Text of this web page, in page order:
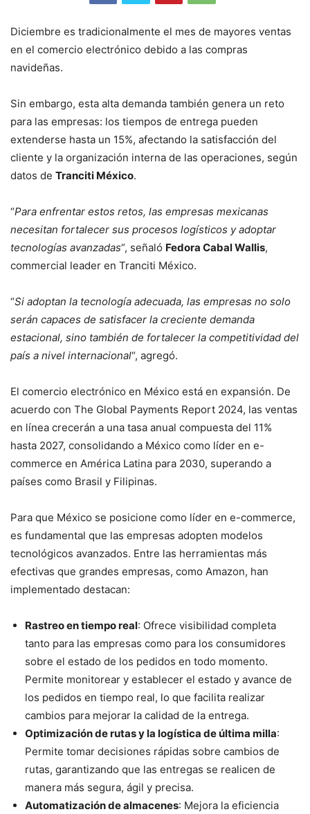
Diciembre es tradicionalmente el mes de mayores ventas
en el comercio electrónico debido a las compras
navideñas.
Sin embargo, esta alta demanda también genera un reto
para las empresas: los tiempos de entrega pueden
extenderse hasta un 15%, afectando la satisfacción del
cliente y la organización interna de las operaciones, según
datos de Tranciti México.
“Para enfrentar estos retos, las empresas mexicanas
necesitan fortalecer sus procesos logísticos y adoptar
tecnologías avanzadas“, señaló Fedora Cabal Wallis,
commercial leader en Tranciti México.
“Si adoptan la tecnología adecuada, las empresas no solo
serán capaces de satisfacer la creciente demanda
estacional, sino también de fortalecer la competitividad del
país a nivel internacional“, agregó.
El comercio electrónico en México está en expansión. De
acuerdo con The Global Payments Report 2024, las ventas
en línea crecerán a una tasa anual compuesta del 11%
hasta 2027, consolidando a México como líder en e-
commerce en América Latina para 2030, superando a
países como Brasil y Filipinas.
Para que México se posicione como líder en e-commerce,
es fundamental que las empresas adopten modelos
tecnológicos avanzados. Entre las herramientas más
efectivas que grandes empresas, como Amazon, han
implementado destacan:
Rastreo en tiempo real: Ofrece visibilidad completa
tanto para las empresas como para los consumidores
sobre el estado de los pedidos en todo momento.
Permite monitorear y establecer el estado y avance de
los pedidos en tiempo real, lo que facilita realizar
cambios para mejorar la calidad de la entrega.
Optimización de rutas y la logística de última milla:
Permite tomar decisiones rápidas sobre cambios de
rutas, garantizando que las entregas se realicen de
manera más segura, ágil y precisa.
Automatización de almacenes: Mejora la eficiencia